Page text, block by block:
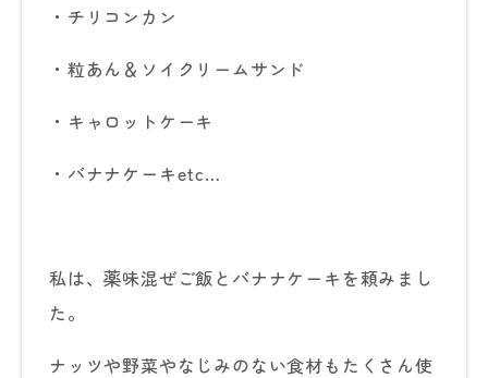
・チリコンカン
・粒あん＆ソイクリームサンド
・キャロットケーキ
・バナナケーキetc…
私は、薬味混ぜご飯とバナナケーキを頼みまし
た。
ナッツや野菜やなじみのない食材もたくさん使